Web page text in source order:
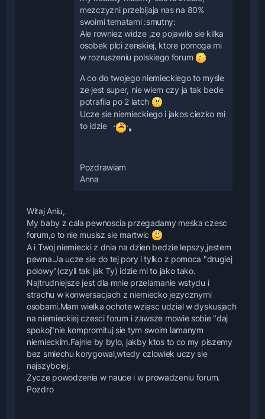
mezczyzni przebijaja nas na 80%
swoimi tematami :smutny:
Ale rowniez widze ,ze pojawilo sie kilka
osobek plci zenskiej, ktore pomoga mi
w rozruszeniu polskiego forum
A co do twojego niemieckiego to mysle
ze jest super, nie wiem czy ja tak bede
potrafila po 2 latch
Ucze sie niemieckiego i jakos ciezko mi
to idzie
Pozdrawiam
Anna
Witaj Aniu,
My baby z cala pewnoscia przegadamy meska czesc
forum,o to nie musisz sie martwic
A i Twoj niemiecki z dnia na dzien bedzie lepszy,jestem
pewna.Ja ucze sie do tej pory i tylko z pomoca "drugiej
polowy"(czyli tak jak Ty) idzie mi to jako tako.
Najtrudniejsze jest dla mnie przelamanie wstydu i
strachu w konwersacjach z niemiecko jezycznymi
osobami.Mam wielka ochote wziasc udzial w dyskusjach
na niemieckiej czesci forum i zawsze mowie sobie "daj
spokoj"nie kompromituj sie tym swoim lamanym
niemieckim.Fajnie by bylo, jakby ktos to co my piszemy
bez smiechu korygowal,wtedy czlowiek uczy sie
najszybciej.
Zycze powodzenia w nauce i w prowadzeniu forum.
Pozdro